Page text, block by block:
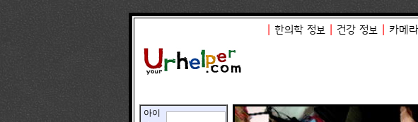
한의학 정보 건강 정보 카메
아이